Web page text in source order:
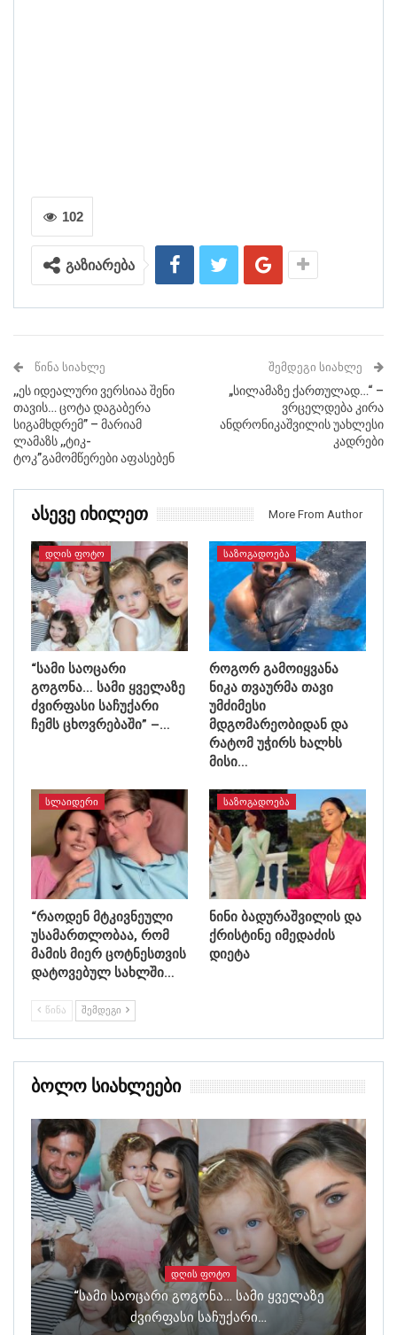
102
გაზიარება
ᲬᲘᲜᲐ ᲡᲘᲐᲮᲚᲔ
,,ეს იდეალური ვერსიაა შენი
თავის… ცოტა დაგაბერა
სიგამხდრემ” – მარიამ
ლამაზს ,,ტიკ-
ტოკ”გამომწერები აფასებენ
ᲨᲔᲛᲓᲔᲒᲘ ᲡᲘᲐᲮᲚᲔ
„სილამაზე ქართულად…“ –
ვრცელდება კირა
ანდრონიკაშვილის უახლესი
კადრები
Ასევე Იხილეთ More From Author
ᲓᲦᲘᲡ ᲤᲝᲢᲝ
“სამი საოცარი
გოგონა… სამი ყველაზე
ძვირფასი საჩუქარი
ჩემს ცხოვრებაში” –…
ᲡᲐᲖᲝᲒᲐᲓᲝᲔᲑᲐ
როგორ გამოიყვანა
ნიკა თვაურმა თავი
უმძიმესი
მდგომარეობიდან და
რატომ უჭირს ხალხს
მისი…
ᲡᲚᲐᲘᲓᲔᲠᲘ
“რაოდენ მტკივნეული
უსამართლობაა, რომ
მამის მიერ ცოტნესთვის
დატოვებულ სახლში…
ᲡᲐᲖᲝᲒᲐᲓᲝᲔᲑᲐ
ნინი ბადურაშვილის და
ქრისტინე იმედაძის
დიეტა
ᲬᲘᲜᲐ ᲨᲔᲛᲓᲔᲒᲘ
Ბოლო Სიახლეები
ᲓᲦᲘᲡ ᲤᲝᲢᲝ
“სამი Საოცარი Გოგონა… Სამი Ყველაზე
Ძვირფასი Საჩუქარი…